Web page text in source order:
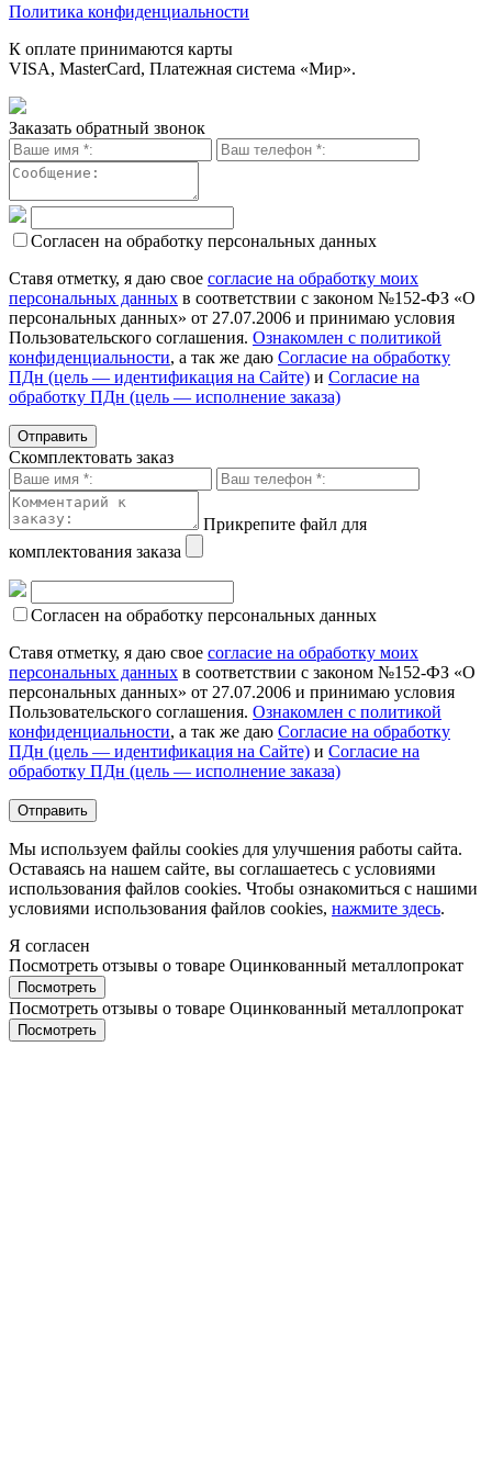
Политика конфиденциальности
К оплате принимаются карты
VISA, MasterCard, Платежная система «Мир».
Заказать обратный звонок
Согласен на обработку персональных данных
Ставя отметку, я даю свое согласие на обработку моих
персональных данных в соответствии с законом №152-ФЗ «О
персональных данных» от 27.07.2006 и принимаю условия
Пользовательского соглашения. Ознакомлен с политикой
конфиденциальности, а так же даю Согласие на обработку
ПДн (цель — идентификация на Сайте) и Согласие на
обработку ПДн (цель — исполнение заказа)
Скомплектовать заказ
Прикрепите файл для
комплектования заказа
Согласен на обработку персональных данных
Ставя отметку, я даю свое согласие на обработку моих
персональных данных в соответствии с законом №152-ФЗ «О
персональных данных» от 27.07.2006 и принимаю условия
Пользовательского соглашения. Ознакомлен с политикой
конфиденциальности, а так же даю Согласие на обработку
ПДн (цель — идентификация на Сайте) и Согласие на
обработку ПДн (цель — исполнение заказа)
Мы используем файлы cookies для улучшения работы сайта.
Оставаясь на нашем сайте, вы соглашаетесь с условиями
использования файлов cookies. Чтобы ознакомиться с нашими
условиями использования файлов cookies, нажмите здесь.
Я согласен
Посмотреть отзывы о товаре Оцинкованный металлопрокат
Пocмотpеть
Посмотреть отзывы о товаре Оцинкованный металлопрокат
Пocмотpеть